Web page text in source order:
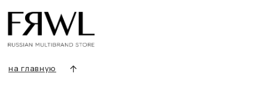
Контакты, реквизиты
Адрес:
г. Казань, ул. Проспект Победы, 141 ТЦ МЕГА